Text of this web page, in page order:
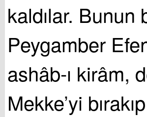
kaldılar.
Peygamber
ashâb-ı kirâm,
Mekke’yi